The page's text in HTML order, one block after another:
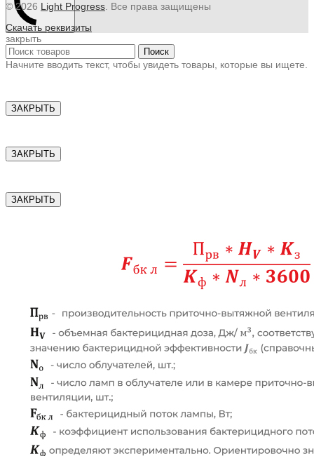
© 2026 Light Progress . Все права защищены
Скачать реквизиты
закрыть
Поиск
Начните вводить текст, чтобы увидеть товары, которые вы ищете.
ЗАКРЫТЬ
ЗАКРЫТЬ
ЗАКРЫТЬ